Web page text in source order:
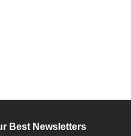
Best Newsletters